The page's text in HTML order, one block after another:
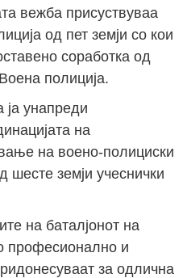
вежба присуствуваа
од пет земји со кои
соработка од
полиција.
унапреди
на
на воено-полициски
шесте земји учеснички
на баталјонот на
професионално и
за одлична